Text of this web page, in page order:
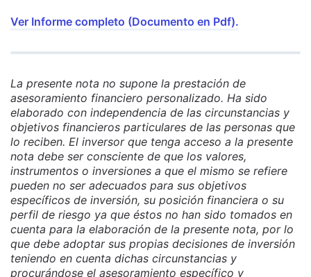
Ver Informe completo (Documento en Pdf).
La presente nota no supone la prestación de
asesoramiento financiero personalizado. Ha sido
elaborado con independencia de las circunstancias y
objetivos financieros particulares de las personas que
lo reciben. El inversor que tenga acceso a la presente
nota debe ser consciente de que los valores,
instrumentos o inversiones a que el mismo se refiere
pueden no ser adecuados para sus objetivos
específicos de inversión, su posición financiera o su
perfil de riesgo ya que éstos no han sido tomados en
cuenta para la elaboración de la presente nota, por lo
que debe adoptar sus propias decisiones de inversión
teniendo en cuenta dichas circunstancias y
procurándose el asesoramiento específico y